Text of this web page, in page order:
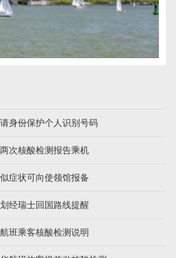
身份保护个人识别号码
次核酸检测报告乘机
症状可向使领馆报备
经瑞士回国路线提醒
班乘客核酸检测说明